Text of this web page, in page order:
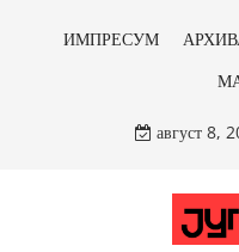
ИМПРЕСУМ
август 8,